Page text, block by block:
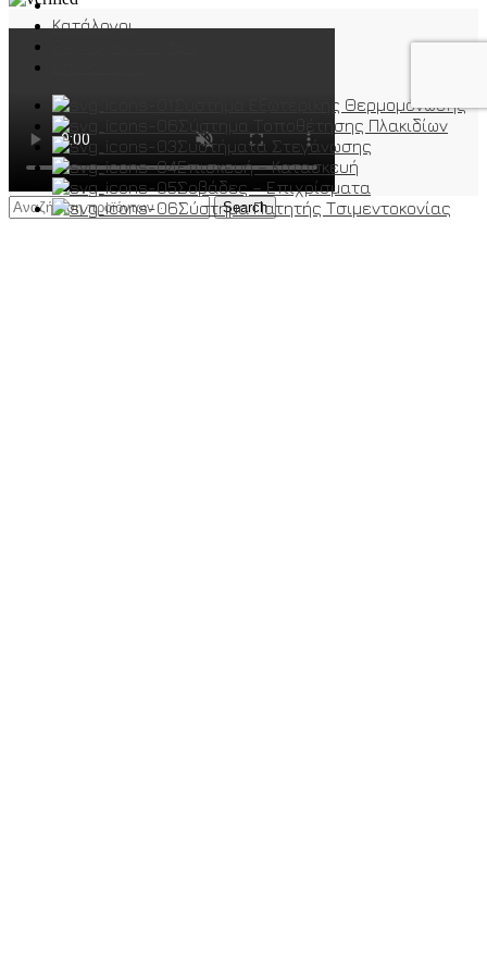
Search
Κατάλογοι
Σύστημα Εξωτερικής Θερμομόνωσης
Σύστημα Τοποθέτησης Πλακιδίων
Συστήματα Στεγάνωσης
Επισκευή – Κατασκευή
Σοβάδες – Επιχρίσματα
Σύστημα Πατητής Τσιμεντοκονίας